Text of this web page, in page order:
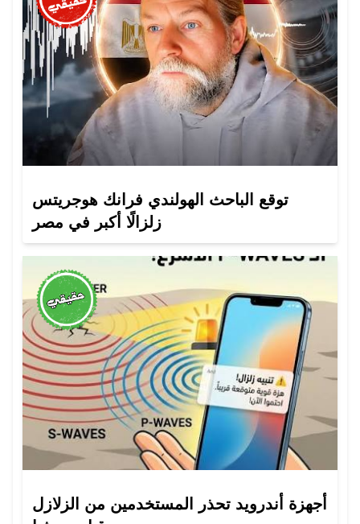
توقع الباحث الهولندي فرانك هوجريتس
زلزالًا أكبر في مصر
أجهزة أندرويد تحذر المستخدمين من الزلازل